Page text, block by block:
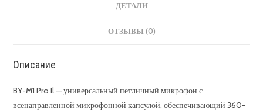
ДЕТАЛИ
ОТЗЫВЫ (0)
Описание
BY-M1 Pro Il — универсальный петличный микрофон с
всенаправленной микрофонной капсулой, обеспечивающий 360-